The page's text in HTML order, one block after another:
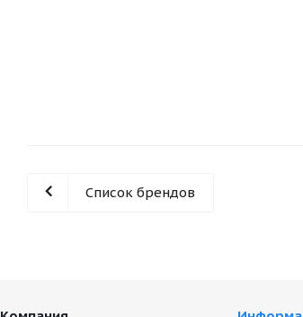
Список брендов